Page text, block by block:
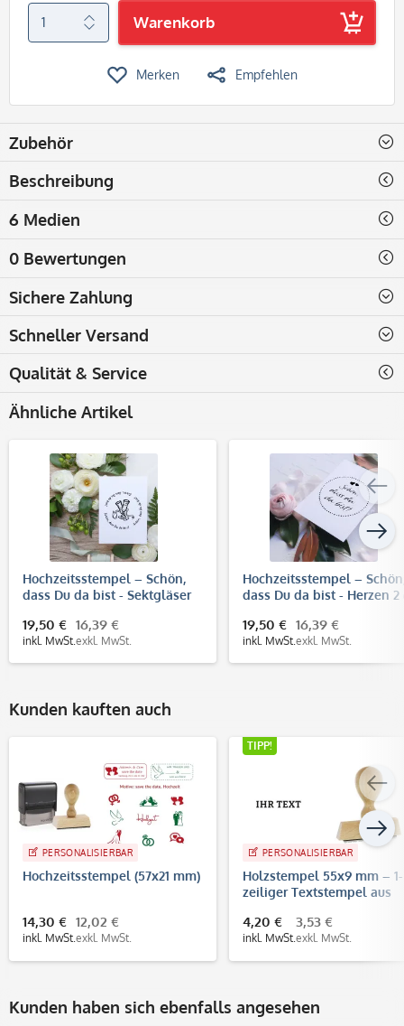
Warenkorb
Merken Empfehlen
Zubehör
Beschreibung
6 Medien
0 Bewertungen
Sichere Zahlung
Schneller Versand
Qualität & Service
Ähnliche Artikel
Hochzeitsstempel – Schön,
dass Du da bist - Sektgläser
19,50 €
inkl. MwSt.
16,39 €
exkl. MwSt.
Hochzeitsstempel –
dass Du da bist - Herzen 2
19,50 €
inkl. MwSt.
16,39 €
exkl. MwSt.
Kunden kauften auch
PERSONALISIERBAR
Hochzeitsstempel (57x21 mm)
14,30 €
inkl. MwSt.
12,02 €
exkl. MwSt.
TIPP!
PERSONALISIERBAR
Holzstempel 55x9 mm – 1-
zeiliger Textstempel aus
4,20 €
inkl. MwSt.
3,53 €
exkl. MwSt.
Kunden haben sich ebenfalls angesehen